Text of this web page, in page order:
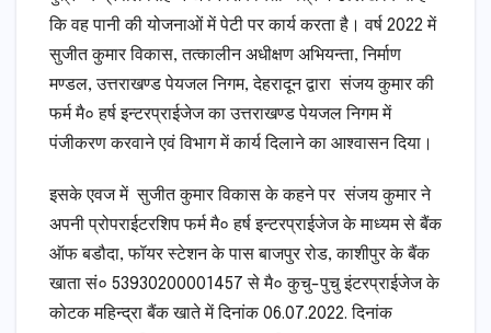
कि वह पानी की योजनाओं में पेटी पर कार्य करता है। वर्ष 2022 में
सुजीत कुमार विकास, तत्कालीन अधीक्षण अभियन्ता, निर्माण
मण्डल, उत्तराखण्ड पेयजल निगम, देहरादून द्वारा संजय कुमार की
फर्म मै० हर्ष इन्टरप्राईजेज का उत्तराखण्ड पेयजल निगम में
पंजीकरण करवाने एवं विभाग में कार्य दिलाने का आश्वासन दिया।
इसके एवज में सुजीत कुमार विकास के कहने पर संजय कुमार ने
अपनी प्रोपराईटरशिप फर्म मै० हर्ष इन्टरप्राईजेज के माध्यम से बैंक
ऑफ बडौदा, फॉयर स्टेशन के पास बाजपुर रोड, काशीपुर के बैंक
खाता सं० 53930200001457 से मै० कुचु-पुचु इंटरप्राईजेज के
कोटक महिन्द्रा बैंक खाते में दिनांक 06.07.2022. दिनांक